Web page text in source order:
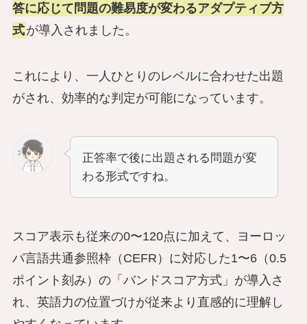
答に応じて問題の難易度が変わるアダプティブ方
式が導入されました。
これにより、一人ひとりのレベルに合わせた出題
がされ、効率的な判定が可能になっています。
正答率で後に出題される問題が変
わる形式ですね。
スコア表示も従来の0〜120点に加えて、ヨーロッ
パ言語共通参照枠（CEFR）に対応した1〜6（0.5
ポイント刻み）の「バンドスコア方式」が導入さ
れ、英語力の位置づけが従来より直感的に理解し